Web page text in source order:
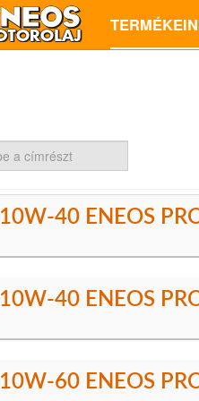
10W-40 ENEOS
10W-40 ENEOS
10W-60 ENEOS